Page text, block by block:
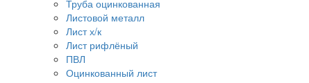
Труба оцинкованная
Листовой металл
Лист х/к
Лист рифлёный
ПВЛ
Оцинкованный лист